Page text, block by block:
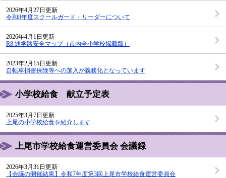
2026年4月27日更新
令和8年度スクールガード・リーダーについて
2026年4月1日更新
R8 通学路安全マップ（市内全小学校掲載版）
2023年2月15日更新
自転車損害保険等への加入が義務化となっています
小学校給食 献立予定表
2025年3月7日更新
上尾の小学校給食を紹介します
上尾市学校給食運営委員会 会議録
2026年3月31日更新
【会議の開催結果】令和7年度第3回上尾市学校給食運営委員会